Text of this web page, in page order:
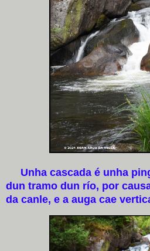
Unha cascada é unha
dun tramo dun río, por
da canle, e a auga cae